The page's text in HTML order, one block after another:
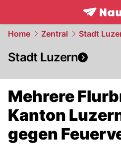
Home Zentral Stadt
Stadt Luzern
Mehrere
Kanton
gegen